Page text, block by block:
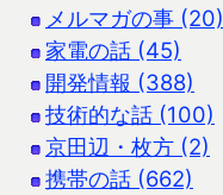
メルマガの事 (20)
家電の話 (45)
開発情報 (388)
技術的な話 (100)
京田辺・枚方 (2)
携帯の話 (662)